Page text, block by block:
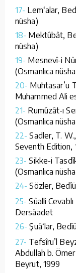
17- Lem‘alar,
nüsha)
18- Mektûbât,
nüsha)
19- Mesnevî-i
(Osmanlıca
20- Muhtasar’u
Muhammed Ali
21- Rumûzât-ı
(Osmanlıca
22-Sadler, T.
Seventh Edition,
23-Sikke-i
(Osmanlıca
24-Sözler,
25-Sûalli
Dersâadet
26-Şuâ‘lar,
27- Tefsîru’l
Abdullah b.
Beyrut, 1999